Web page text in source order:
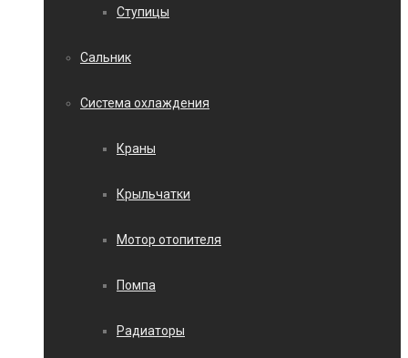
Ступицы
Сальник
Система охлаждения
Краны
Крыльчатки
Мотор отопителя
Помпа
Радиаторы